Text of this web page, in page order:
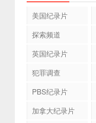
美国纪录片
探索频道
英国纪录片
犯罪调查
PBS纪录片
加拿大纪录片